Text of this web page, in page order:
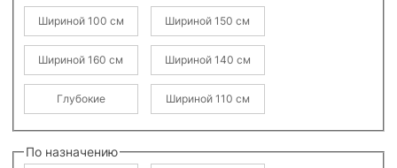
Шириной 100 см Шириной 150 см
Шириной 160 см Шириной 140 см
Глубокие Шириной 110 см
По назначению